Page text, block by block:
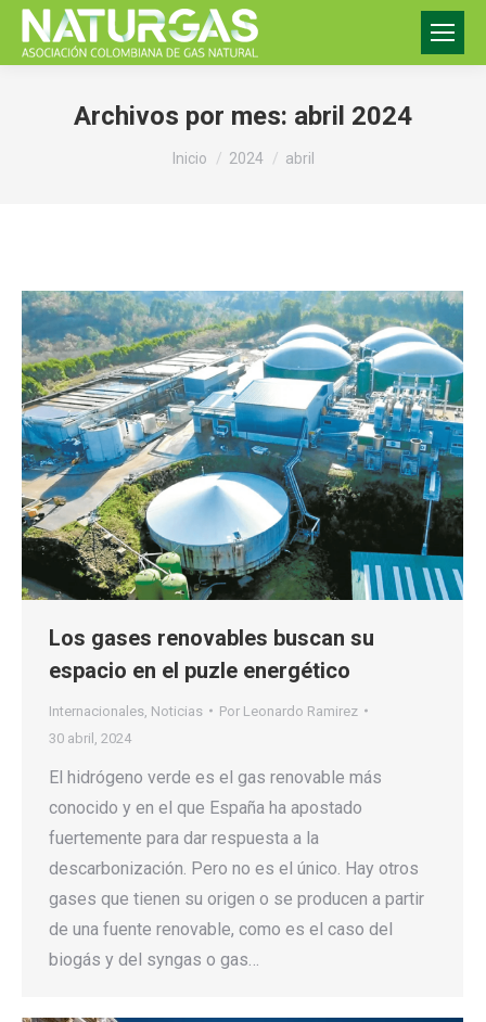
Archivos por mes: abril 2024
Estás aquí:
Inicio 2024 abril
Los gases renovables buscan su
espacio en el puzle energético
Internacionales Noticias Por Leonardo Ramirez
30 abril, 2024
El hidrógeno verde es el gas renovable más
conocido y en el que España ha apostado
fuertemente para dar respuesta a la
descarbonización. Pero no es el único. Hay otros
gases que tienen su origen o se producen a partir
de una fuente renovable, como es el caso del
biogás y del syngas o gas…